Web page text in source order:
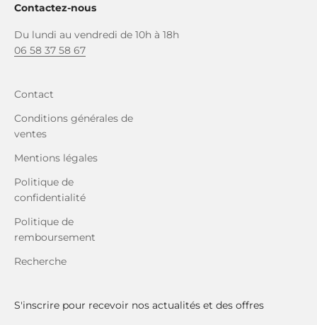
Contactez-nous
Du lundi au vendredi de 10h à 18h
06 58 37 58 67
Contact
Conditions générales de
ventes
Mentions légales
Politique de
confidentialité
Politique de
remboursement
Recherche
S'inscrire pour recevoir nos actualités et des offres